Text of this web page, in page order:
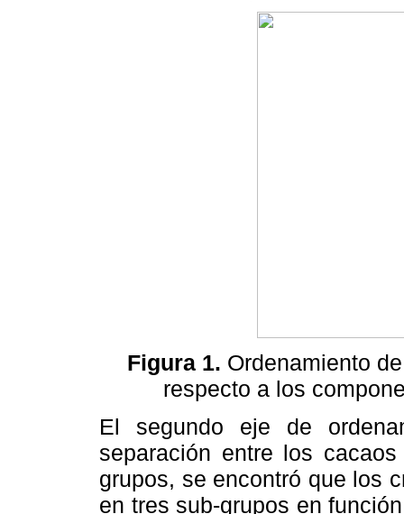
Figura 1. Ordenamiento
respecto a los
El segundo eje de
separación entre los
grupos, se encontró que los
en tres sub-grupos en